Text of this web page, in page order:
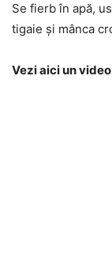
Se fierb în apă,
tigaie și mânca
Vezi aici un